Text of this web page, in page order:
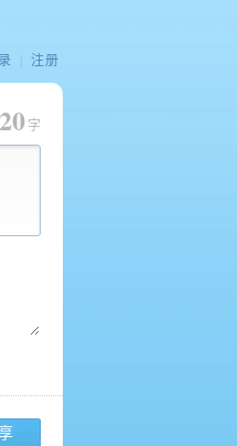
注册
字